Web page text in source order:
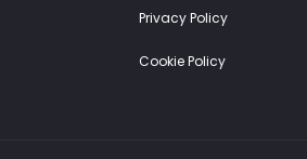
Privacy Policy
Cookie Policy